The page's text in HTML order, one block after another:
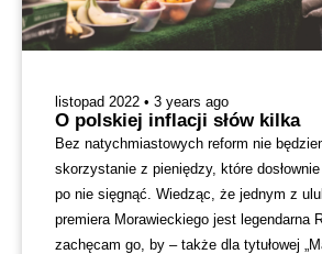
listopad 2022 • 3 years ago
O polskiej inflacji słów kilka
Bez natychmiastowych reform nie
skorzystanie z pieniędzy, które
po nie sięgnąć. Wiedząc, że jednym z
premiera Morawieckiego jest legendarna
zachęcam go, by – także dla tytułowej